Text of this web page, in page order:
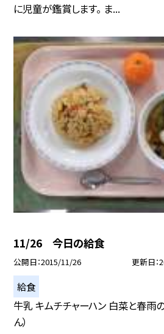
に児童が鑑賞します。 ま...
11/26 今日の給食
公開日 2015/11/26 更新日
給食
牛乳 キムチチャーハン 白菜と春雨
ん）